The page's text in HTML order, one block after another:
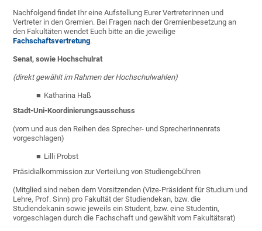
Nachfolgend findet Ihr eine Aufstellung Eurer Vertreterinnen und
Vertreter in den Gremien. Bei Fragen nach der Gremienbesetzung an
den Fakultäten wendet Euch bitte an die jeweilige
Fachschaftsvertretung.
Senat, sowie Hochschulrat
(direkt gewählt im Rahmen der Hochschulwahlen)
Katharina Haß
Stadt-Uni-Koordinierungsausschuss
(vom und aus den Reihen des Sprecher- und Sprecherinnenrats
vorgeschlagen)
Lilli Probst
Präsidialkommission zur Verteilung von Studiengebühren
(Mitglied sind neben dem Vorsitzenden (Vize-Präsident für Studium und
Lehre, Prof. Sinn) pro Fakultät der Studiendekan, bzw. die
Studiendekanin sowie jeweils ein Student, bzw. eine Studentin,
vorgeschlagen durch die Fachschaft und gewählt vom Fakultätsrat)